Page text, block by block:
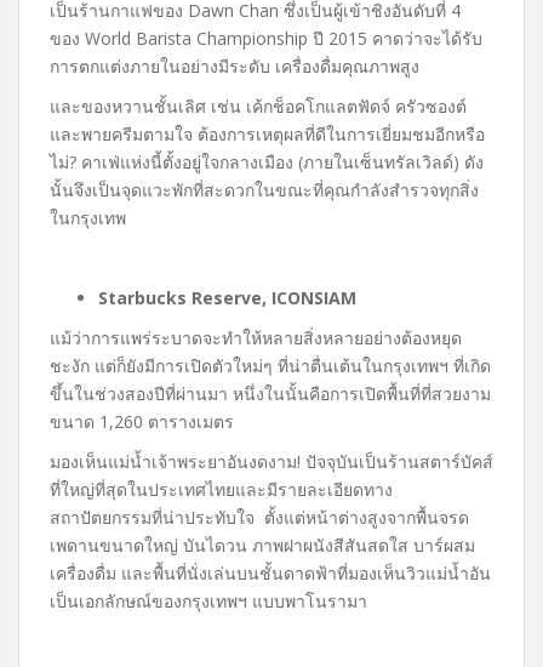
เป็นร้านกาแฟของ Dawn Chan ซึ่งเป็นผู้เข้าชิงอันดับที่ 4
ของ World Barista Championship ปี 2015 คาดว่าจะได้รับ
การตกแต่งภายในอย่างมีระดับ เครื่องดื่มคุณภาพสูง
และของหวานชั้นเลิศ เช่น เค้กช็อคโกแลตฟัดจ์ ครัวซองต์
และพายครีมตามใจ ต้องการเหตุผลที่ดีในการเยี่ยมชมอีกหรือ
ไม่? คาเฟ่แห่งนี้ตั้งอยู่ใจกลางเมือง (ภายในเซ็นทรัลเวิลด์) ดัง
นั้นจึงเป็นจุดแวะพักที่สะดวกในขณะที่คุณกำลังสำรวจทุกสิ่ง
ในกรุงเทพ
Starbucks Reserve, ICONSIAM
แม้ว่าการแพร่ระบาดจะทำให้หลายสิ่งหลายอย่างต้องหยุด
ชะงัก แต่ก็ยังมีการเปิดตัวใหม่ๆ ที่น่าตื่นเต้นในกรุงเทพฯ ที่เกิด
ขึ้นในช่วงสองปีที่ผ่านมา หนึ่งในนั้นคือการเปิดพื้นที่ที่สวยงาม
ขนาด 1,260 ตารางเมตร
มองเห็นแม่น้ำเจ้าพระยาอันงดงาม! ปัจจุบันเป็นร้านสตาร์บัคส์
ที่ใหญ่ที่สุดในประเทศไทยและมีรายละเอียดทาง
สถาปัตยกรรมที่น่าประทับใจ ตั้งแต่หน้าต่างสูงจากพื้นจรด
เพดานขนาดใหญ่ บันไดวน ภาพฝาผนังสีสันสดใส บาร์ผสม
เครื่องดื่ม และพื้นที่นั่งเล่นบนชั้นดาดฟ้าที่มองเห็นวิวแม่น้ำอัน
เป็นเอกลักษณ์ของกรุงเทพฯ แบบพาโนรามา